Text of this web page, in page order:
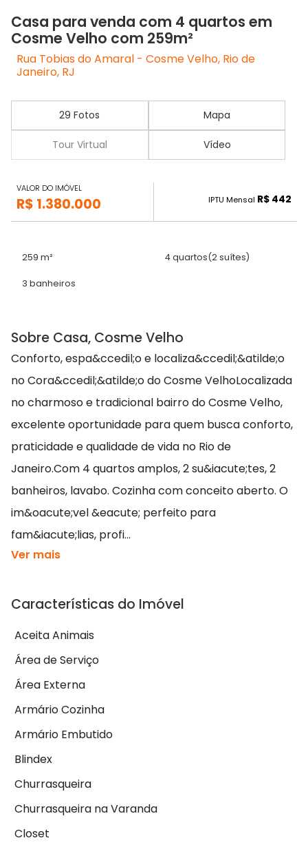
Casa para venda com 4 quartos em
Cosme Velho com 259m²
Rua Tobias do Amaral - Cosme Velho, Rio de
Janeiro, RJ
29 Fotos Mapa
Tour Virtual Vídeo
VALOR DO IMÓVEL
R$ 1.380.000 IPTU Mensal R$ 442
259 m² 4 quartos(2 suítes)
3 banheiros
Sobre Casa, Cosme Velho
Conforto, espa&ccedil;o e localiza&ccedil;&atilde;o
no Cora&ccedil;&atilde;o do Cosme VelhoLocalizada
no charmoso e tradicional bairro do Cosme Velho,
excelente oportunidade para quem busca conforto,
praticidade e qualidade de vida no Rio de
Janeiro.Com 4 quartos amplos, 2 su&iacute;tes, 2
banheiros, lavabo. Cozinha com conceito aberto. O
im&oacute;vel &eacute; perfeito para
fam&iacute;lias, profi...
Ver mais
Características do Imóvel
Aceita Animais
Área de Serviço
Área Externa
Armário Cozinha
Armário Embutido
Blindex
Churrasqueira
Churrasqueira na Varanda
Closet